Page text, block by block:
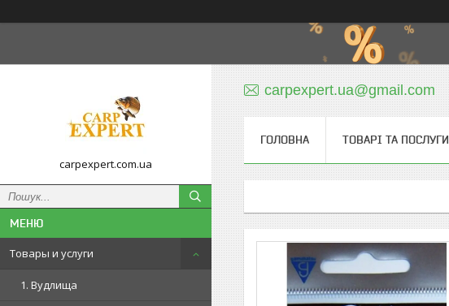
carpexpert.com.ua
Товары и услуги
1. Вудлища
carpexpert.ua@gmail.com
ГОЛОВНА ТОВАРІ ТА ПОСЛУГИ